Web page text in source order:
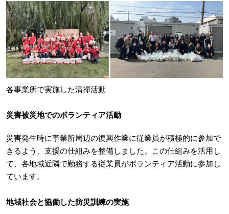
各事業所で実施した清掃活動
災害被災地でのボランティア活動
災害発生時に事業所周辺の復興作業に従業員が積極的に参加で
きるよう、支援の仕組みを整備しました。この仕組みを活用し
て、各地域近隣で勤務する従業員がボランティア活動に参加し
ています。
地域社会と協働した防災訓練の実施